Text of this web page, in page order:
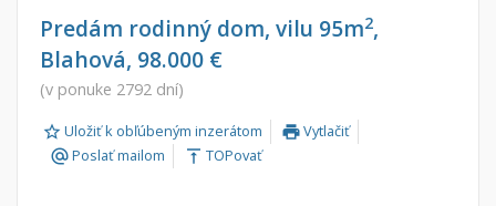
Predaj
Prenájom
Od:
Do:
Predám rodinný dom, vilu 95m2,
Blahová, 98.000 €
(v ponuke 2792 dní)
Uložiť k obľúbeným inzerátom printVytlačiť
alternate_emailPoslať mailom vertical_align_top TOPovať